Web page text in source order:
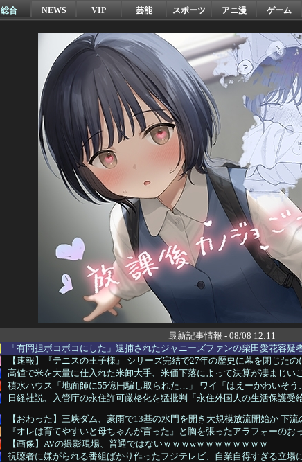
総合 NEWS VIP 芸能 スポーツ アニ漫 ゲーム
最新記事情報 - 08/08 12:11
「有岡担ボコボコにした」逮捕されたジャニーズファンの柴田愛花容疑
【速報】『テニスの王子様』 シリーズ完結で27年の歴史に幕を閉じたの
高値で米を大量に仕入れた米卸大手、米価下落によって決算が凄まじい
積水ハウス「地面師に55億円騙し取られた…」 ワイ「はえーかわいそ
日経社説、入管庁の永住許可厳格化を猛批判「永住外国人の生活保護受
【おわった】三峡ダム、豪雨で13基の水門を開き大規模放流開始か 下流
『オレは育てやすいと母ちゃんが言った』と胸を張ったアラフォーのお
【画像】AVの撮影現場、普通ではないｗｗｗwｗｗｗｗｗｗｗｗ
視聴者に嫌がられる番組ばかり作ったフジテレビ、自業自得すぎる立場